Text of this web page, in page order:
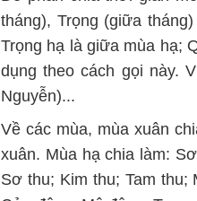
tháng), Trọng (giữa
Trọng hạ là giữa mùa hạ;
dụng theo cách gọi này.
Nguyễn)...
Về các mùa, mùa xuân
xuân. Mùa hạ chia làm:
Sơ thu; Kim thu; Tam thu;